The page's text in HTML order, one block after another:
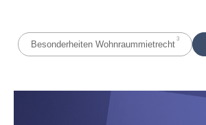
Besonderheiten Wohnraummietrecht
3